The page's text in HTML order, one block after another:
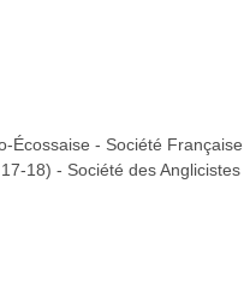
Écossaise - Société Française
18) - Société des Anglicistes